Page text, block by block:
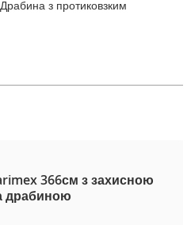
з протиковзким
366см з захисною
драбиною